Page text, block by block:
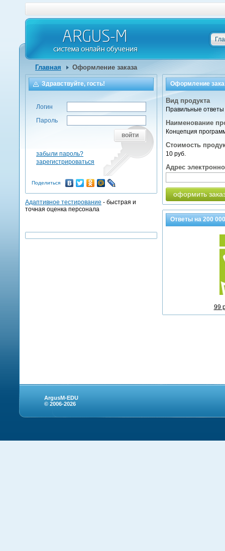
Главная Оформление заказа
Оформление
Вид продукта
Правильные ответы
Наименование
Концепция
Стоимость
10 руб.
Адрес
оформить
Ответы на200 000
99
Здравствуйте, гость!
Логин
Пароль
войти
забыли пароль?
зарегистрироваться
Поделиться
Адаптивное тестирование - быстрая и
точная оценка персонала
ArgusM-EDU
© 2006-2026